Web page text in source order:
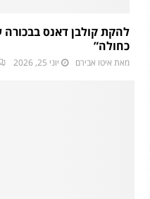
להקת קולבן דאנס
כחולה”
מאת איטו אבירם יוני 25, 2026